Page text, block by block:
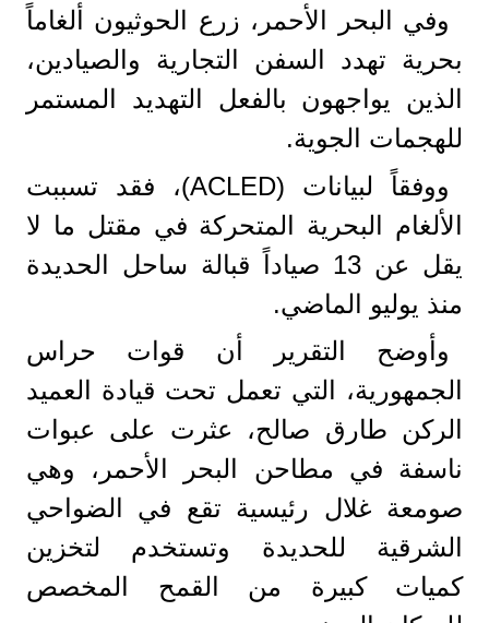
وفي البحر الأحمر، زرع الحوثيون ألغاماً
بحرية تهدد السفن التجارية والصيادين،
الذين يواجهون بالفعل التهديد المستمر
للهجمات الجوية.
ووفقاً لبيانات (ACLED)، فقد تسببت
الألغام البحرية المتحركة في مقتل ما لا
يقل عن 13 صياداً قبالة ساحل الحديدة
منذ يوليو الماضي.
وأوضح التقرير أن قوات حراس
الجمهورية، التي تعمل تحت قيادة العميد
الركن طارق صالح، عثرت على عبوات
ناسفة في مطاحن البحر الأحمر، وهي
صومعة غلال رئيسية تقع في الضواحي
الشرقية للحديدة وتستخدم لتخزين
كميات كبيرة من القمح المخصص